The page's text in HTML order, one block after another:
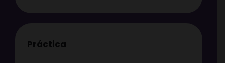
Práctica